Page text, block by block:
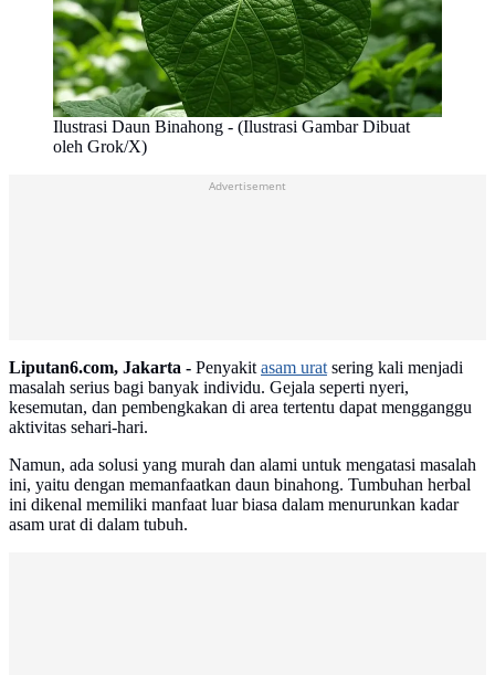
Ilustrasi Daun Binahong - (Ilustrasi Gambar Dibuat
oleh Grok/X)
Advertisement
Liputan6.com, Jakarta - Penyakitasam uratsering kali menjadi
masalah serius bagi banyak individu. Gejala seperti nyeri,
kesemutan, dan pembengkakan di area tertentu dapat mengganggu
aktivitas sehari-hari.
Namun, ada solusi yang murah dan alami untuk mengatasi masalah
ini, yaitu dengan memanfaatkan daun binahong. Tumbuhan herbal
ini dikenal memiliki manfaat luar biasa dalam menurunkan kadar
asam urat di dalam tubuh.